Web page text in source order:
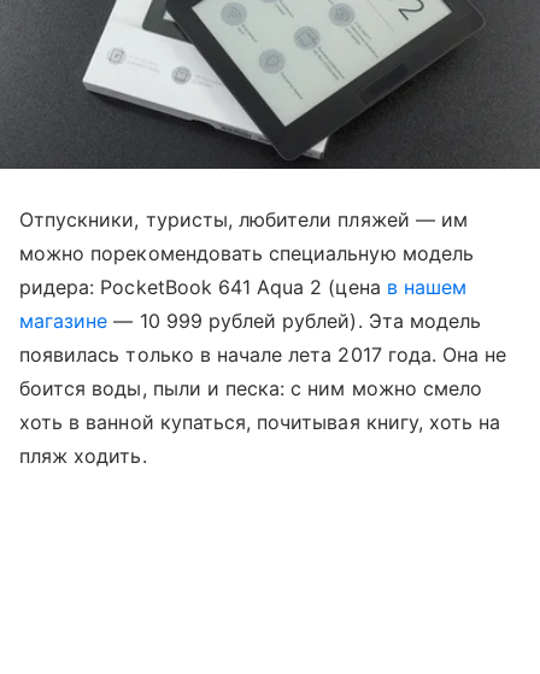
Отпускники, туристы, любители пляжей — им
можно порекомендовать специальную модель
ридера: PocketBook 641 Aqua 2 (цена в нашем
магазине — 10 999 рублей рублей). Эта модель
появилась только в начале лета 2017 года. Она не
боится воды, пыли и песка: с ним можно смело
хоть в ванной купаться, почитывая книгу, хоть на
пляж ходить.